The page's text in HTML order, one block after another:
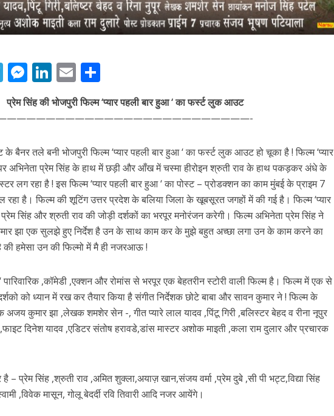
कुमार की “गौरी शंकर की प्रेम कहानी” ने मचाया धमाल
के एक सीन ने तोड़ दिया दिव्या त्यागी का सब्र, कैमरा बंद होने के बाद भी नहीं थमे आंसू
T
el
e
a
m
M
e
ss
n
g
er
Li
n
k
dI
n
E
m
ai
h
ar
प्रेम सिंह की भोजपुरी फिल्म ‘प्यार पहली बार हुआ ‘ का फर्स्ट लुक आउट
के बैनर तले बनी भोजपुरी फिल्म ‘प्यार पहली बार हुआ ‘ का फर्स्ट लुक आउट हो चूका है ! फिल्म ‘प्यार
अभिनेता प्रेम सिंह के हाथ में छड़ी और आँख में चस्मा हीरोइन श्रुती राव के हाथ पकड़कर अंधे के
लग रहा है ! इस फिल्म ‘प्यार पहली बार हुआ ‘ का पोस्ट – प्रोडक्शन का काम मुंबई के प्राइम 7
रहा है। फिल्म की शूटिंग उत्तर प्रदेश के बलिया जिला के खूबसूरत जगहों में की गई है। फिल्म ‘प्यार
सिंह और श्रुती राव की जोड़ी दर्शकों का भरपूर मनोरंजन करेगी। फिल्म अभिनेता प्रेम सिंह ने
झा एक सुलझे हुए निर्देश है उन के साथ काम कर के मुझे बहुत अच्छा लगा उन के काम करने का
हमेसा उन की फिल्मो में मै ही नजरआऊ !
पारिवारिक ,कॉमेडी ,एक्शन और रोमांस से भरपूर एक बेहतरीन स्‍टोरी वाली फिल्‍म है। फिल्म में एक से
को ध्यान में रख कर तैयार किया है संगीत निर्देशक छोटे बाबा और सावन कुमार ने ! फिल्म के
अजय कुमार झा ,लेखक शमशेर सेन -, गीत प्यारे लाल यादव ,पिंटू गिरी ,बलिस्टर बेहद व रीना नूपुर
दिनेश यादव ,एडिटर संतोष हरावडे,डांस मास्टर अशोक माइती ,कला राम दुलार और प्रचारक
प्रेम सिंह ,श्रुती राव ,अमित शुक्ला,अयाज़ खान,संजय वर्मा ,प्रेम दुबे ,सी पी भट्ट,विद्या सिंह
,विवेक मासून, गोलू बेदर्दी रवि तिवारी आदि नजर आयेंगे।